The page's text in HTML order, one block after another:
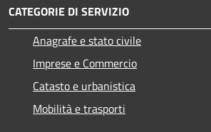
CATEGORIE DI SERVIZIO
Anagrafe e stato civile
Imprese e Commercio
Catasto e urbanistica
Mobilità e trasporti